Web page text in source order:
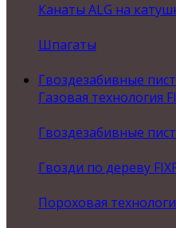
Канаты ALG на
Шпагаты
Гвоздезабивные
Газовая технология
Гвоздезабивные
Гвозди по дереву
Пороховая